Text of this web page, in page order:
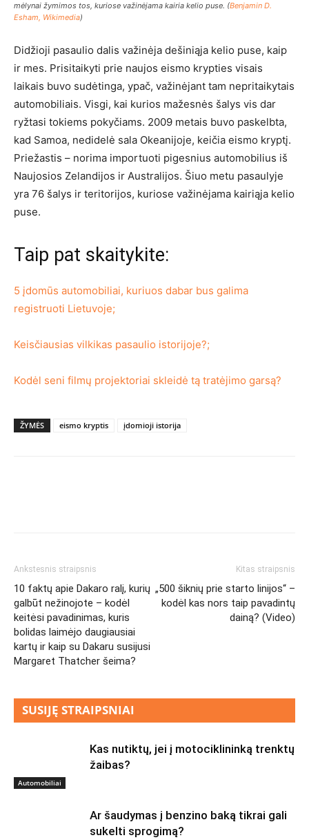
mėlynai žymimos tos, kuriose važinėjama kairia kelio puse. (Benjamin D.
Esham, Wikimedia)
Didžioji pasaulio dalis važinėja dešiniąja kelio puse, kaip
ir mes. Prisitaikyti prie naujos eismo krypties visais
laikais buvo sudėtinga, ypač, važinėjant tam nepritaikytais
automobiliais. Visgi, kai kurios mažesnės šalys vis dar
ryžtasi tokiems pokyčiams. 2009 metais buvo paskelbta,
kad Samoa, nedidelė sala Okeanijoje, keičia eismo kryptį.
Priežastis – norima importuoti pigesnius automobilius iš
Naujosios Zelandijos ir Australijos. Šiuo metu pasaulyje
yra 76 šalys ir teritorijos, kuriose važinėjama kairiąja kelio
puse.
Taip pat skaitykite:
5 įdomūs automobiliai, kuriuos dabar bus galima
registruoti Lietuvoje;
Keisčiausias vilkikas pasaulio istorijoje?;
Kodėl seni filmų projektoriai skleidė tą tratėjimo garsą?
ŽYMĖS eismo kryptis įdomioji istorija
Ankstesnis straipsnis
10 faktų apie Dakaro ralį, kurių
galbūt nežinojote – kodėl
keitėsi pavadinimas, kuris
bolidas laimėjo daugiausiai
kartų ir kaip su Dakaru susijusi
Margaret Thatcher šeima?
Kitas straipsnis
„500 šiknių prie starto linijos“ –
kodėl kas nors taip pavadintų
dainą? (Video)
SUSIJĘ STRAIPSNIAI
Automobiliai
Kas nutiktų, jei į motociklininką trenktų
žaibas?
Ar šaudymas į benzino baką tikrai gali
sukelti sprogimą?